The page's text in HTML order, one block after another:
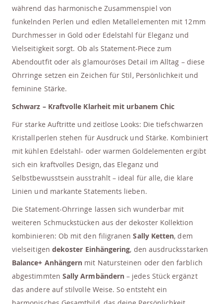
während das harmonische Zusammenspiel von
funkelnden Perlen und edlen Metallelementen mit 12mm
Durchmesser in Gold oder Edelstahl für Eleganz und
Vielseitigkeit sorgt. Ob als Statement-Piece zum
Abendoutfit oder als glamouröses Detail im Alltag – diese
Ohrringe setzen ein Zeichen für Stil, Persönlichkeit und
feminine Stärke.
Schwarz – Kraftvolle Klarheit mit urbanem Chic
Für starke Auftritte und zeitlose Looks: Die tiefschwarzen
Kristallperlen stehen für Ausdruck und Stärke. Kombiniert
mit kühlen Edelstahl- oder warmen Goldelementen ergibt
sich ein kraftvolles Design, das Eleganz und
Selbstbewusstsein ausstrahlt – ideal für alle, die klare
Linien und markante Statements lieben.
Die Statement-Ohrringe lassen sich wunderbar mit
weiteren Schmuckstücken aus der dekoster Kollektion
kombinieren: Ob mit den filigranenSally Ketten, dem
vielseitigen dekoster Einhängering, den ausdrucksstarken
Balance+ Anhängern mit Natursteinen oder den farblich
abgestimmten Sally Armbändern – jedes Stück ergänzt
das andere auf stilvolle Weise. So entsteht ein